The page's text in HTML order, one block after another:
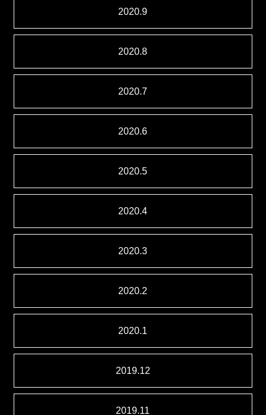
2020.9
2020.8
2020.7
2020.6
2020.5
2020.4
2020.3
2020.2
2020.1
2019.12
2019.11